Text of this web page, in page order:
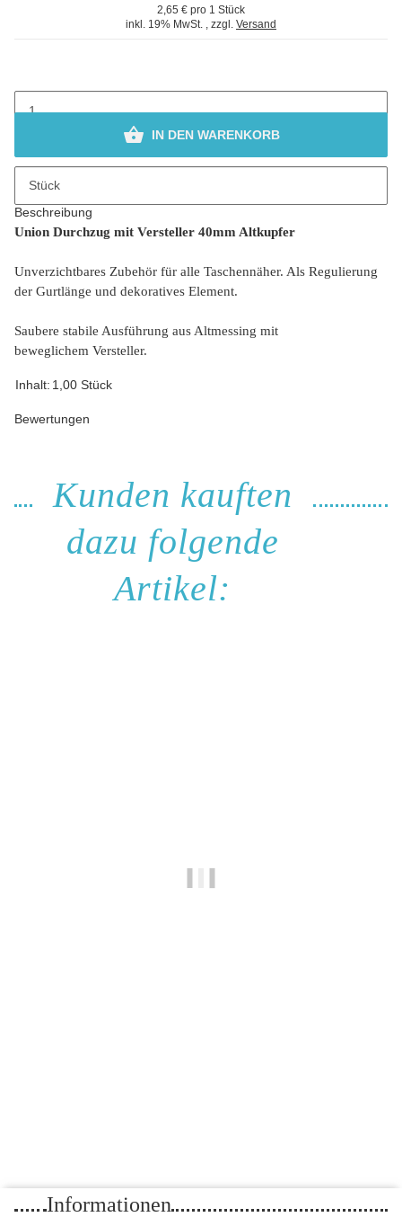
2,65 € pro 1 Stück
inkl. 19% MwSt. , zzgl. Versand
Stück
IN DEN WARENKORB
Beschreibung
Union Durchzug mit Versteller 40mm Altkupfer
Unverzichtbares Zubehör für alle Taschennäher. Als Regulierung
der Gurtlänge und dekoratives Element.
Saubere stabile Ausführung aus Altmessing mit
beweglichem Versteller.
Inhalt: 1,00 Stück
Bewertungen
Kunden kauften
dazu folgende
Artikel:
Informationen